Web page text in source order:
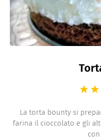
La torta bounty si
farina il cioccolato e gli